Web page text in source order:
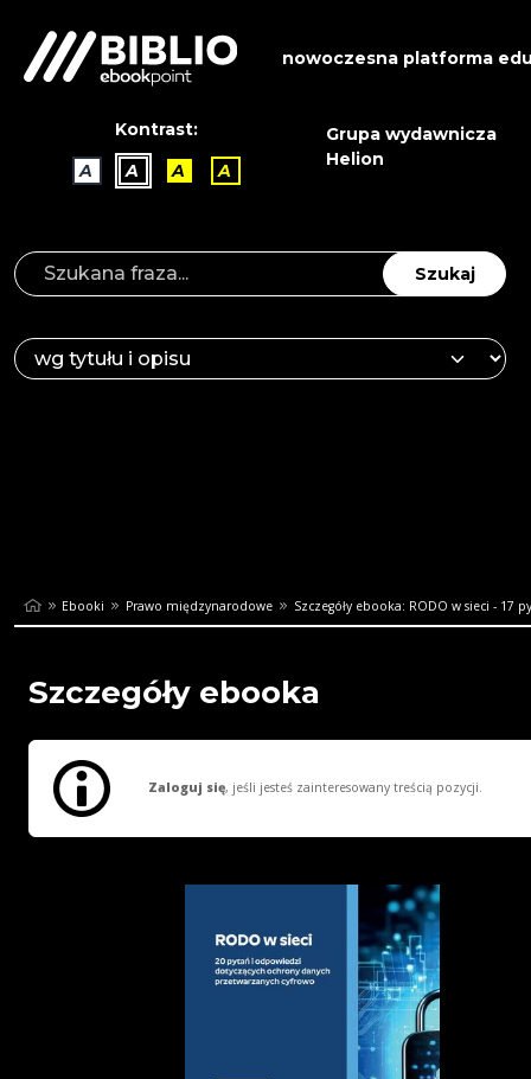
nowoczesna platforma
Kontrast:
A
A A A
Grupa wydawnicza
Helion
Szukaj
Ebooki Prawo międzynarodowe Szczegóły ebooka: RODO w sieci - 17
Szczegóły ebooka
Zaloguj się, jeśli jesteś zainteresowany treścią pozycji.